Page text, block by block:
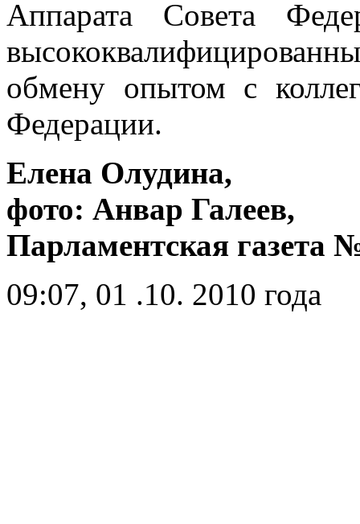
Аппарата Совета
обмену опытом с
Федерации.
Елена Олудина,
фото: Анвар Галеев,
Парламентская газета
09:07, 01 .10. 2010 года